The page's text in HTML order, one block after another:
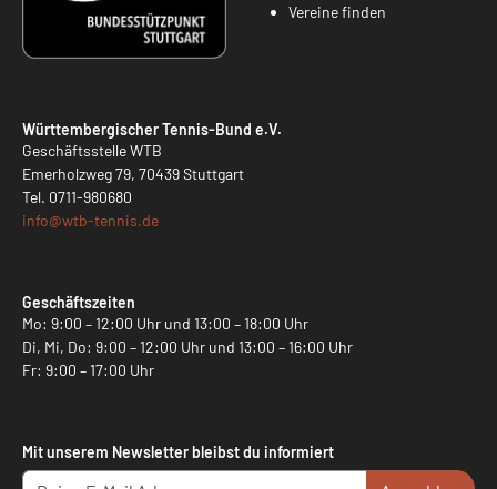
Vereine finden
Württembergischer Tennis-Bund e.V.
Geschäftsstelle WTB
Emerholzweg 79, 70439 Stuttgart
Tel. 0711-980680
info@wtb-tennis.de
Geschäftszeiten
Mo: 9:00 – 12:00 Uhr und 13:00 – 18:00 Uhr
Di, Mi, Do: 9:00 – 12:00 Uhr und 13:00 – 16:00 Uhr
Fr: 9:00 – 17:00 Uhr
Mit unserem Newsletter bleibst du informiert